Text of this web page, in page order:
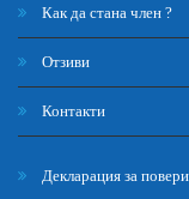
Как да стана член ?
Отзиви
Контакти
Декларация за